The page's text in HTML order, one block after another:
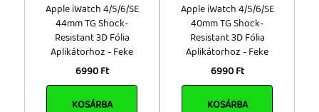
High Aluminium Silicon Glass (made in Japan)
(4)
High Molecule Hibrid Glass (8)
Metal/Fém (1)
PC+Glass/Múanyag+Üveg (105)
Apple iWatch 4/5/6/SE
44mm TG Shock-
Resistant 3D Fólia
Aplikátorhoz - Feke
6990 Ft
KOSÁRBA
Apple iWatch 4/5/6/SE
40mm TG Shock-
Resistant 3D Fólia
Aplikátorhoz - Feke
6990 Ft
KOSÁRBA